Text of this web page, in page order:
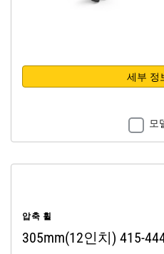
세부 정
모
압축 휠
305mm(12인치) 415-